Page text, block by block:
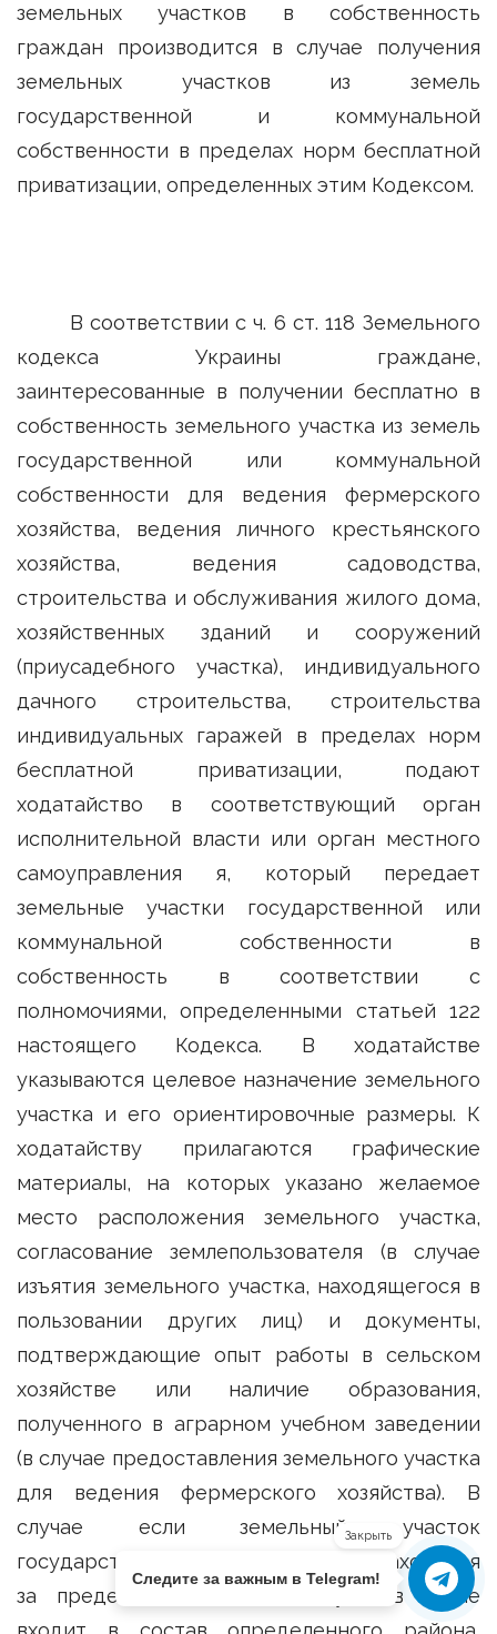
земельных участков в собственность
граждан производится в случае получения
земельных участков из земель
государственной и коммунальной
собственности в пределах норм бесплатной
приватизации, определенных этим Кодексом.
В соответствии с ч. 6 ст. 118 Земельного
кодекса Украины граждане,
заинтересованные в получении бесплатно в
собственность земельного участка из земель
государственной или коммунальной
собственности для ведения фермерского
хозяйства, ведения личного крестьянского
хозяйства, ведения садоводства,
строительства и обслуживания жилого дома,
хозяйственных зданий и сооружений
(приусадебного участка), индивидуального
дачного строительства, строительства
индивидуальных гаражей в пределах норм
бесплатной приватизации, подают
ходатайство в соответствующий орган
исполнительной власти или орган местного
самоуправления я, который передает
земельные участки государственной или
коммунальной собственности в
собственность в соответствии с
полномочиями, определенными статьей 122
настоящего Кодекса. В ходатайстве
указываются целевое назначение земельного
участка и его ориентировочные размеры. К
ходатайству прилагаются графические
материалы, на которых указано желаемое
место расположения земельного участка,
согласование землепользователя (в случае
изъятия земельного участка, находящегося в
пользовании других лиц) и документы,
подтверждающие опыт работы в сельском
хозяйстве или наличие образования,
полученного в аграрном учебном заведении
(в случае предоставления земельного участка
для ведения фермерского хозяйства). В
случае если земельный участок
государственной собственности находится
за пределами населенных пунктов и не
Закрыть
Следите за важным в Telegram!